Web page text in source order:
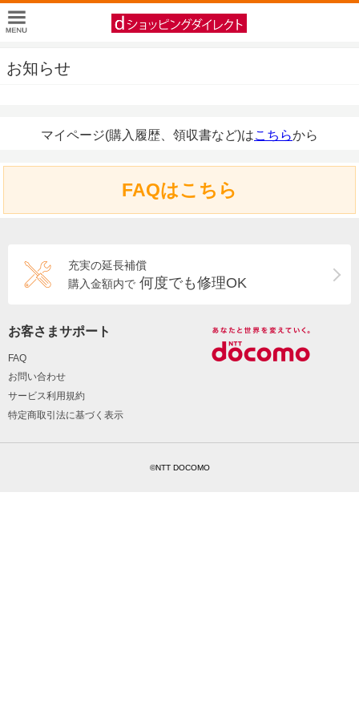
お知らせ
マイページ(購入履歴、領収書など)はこちらから
FAQはこちら
充実の延長補償
購入金額内で 何度でも修理OK
お客さまサポート
FAQ
お問い合わせ
サービス利用規約
特定商取引法に基づく表示
©NTT DOCOMO